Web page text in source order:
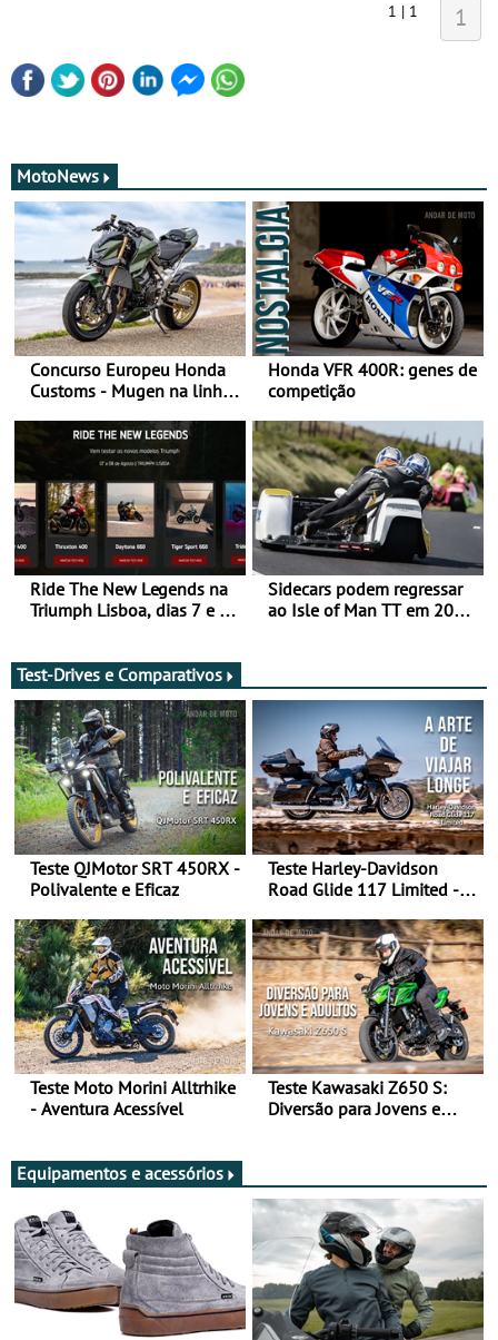
1 | 1 1
MotoNews
Concurso Europeu Honda
Customs - Mugen na linha
ganhar
Honda VFR 400R: genes de
competição
Ride The New Legends na
Triumph Lisboa, dias 7 e 8
Sidecars podem regressar
ao Isle of Man TT em 2027
Test-Drives e Comparativos
Teste QJMotor SRT 450RX -
Polivalente e Eficaz
Teste Harley-Davidson
Road Glide 117 Limited - A
Teste Moto Morini Alltrhike
- Aventura Acessível
Teste Kawasaki Z650 S:
Diversão para Jovens e
Equipamentos e acessórios